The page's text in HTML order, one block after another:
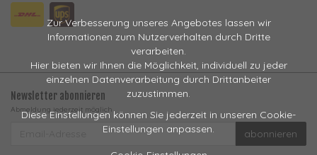
Zur Verbesserung unseres Angebotes lassen wir
Informationen zum Nutzerverhalten durch Dritte
verarbeiten.
Hier bieten wir Ihnen die Möglichkeit, individuell zu jeder
einzelnen Datenverarbeitung durch Drittanbeiter
zuzustimmen.
Diese Einstellungen können Sie jederzeit in unseren Cookie-
Einstellungen anpassen.
Newsletter abonnieren
Abmeldung jederzeit möglich
abonnieren